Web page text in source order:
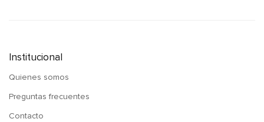
Institucional
Quienes somos
Preguntas frecuentes
Contacto